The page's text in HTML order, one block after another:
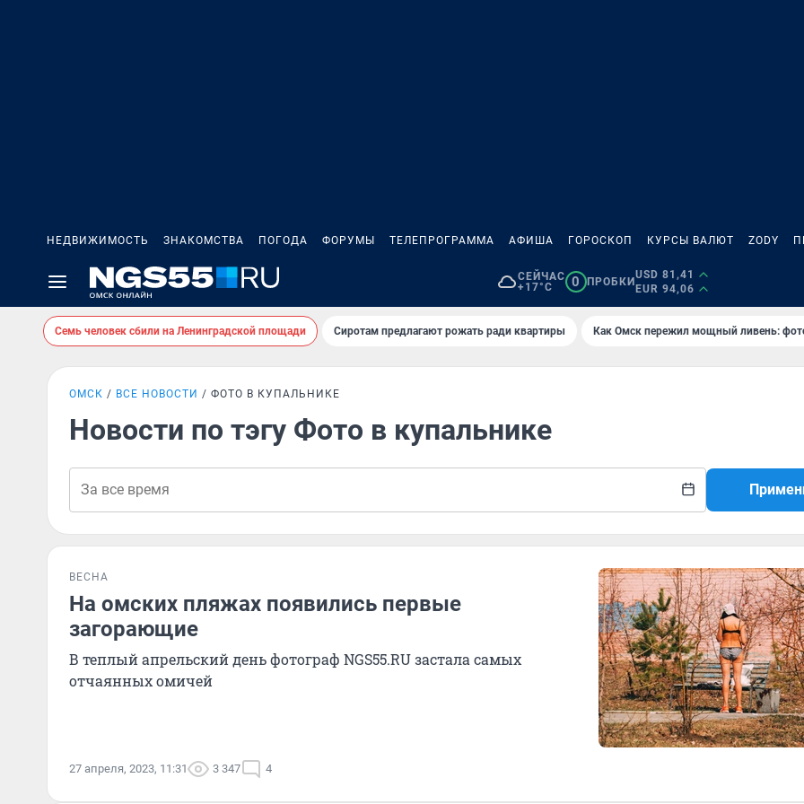
НЕДВИЖИМОСТЬ ЗНАКОМСТВА ПОГОДА ФОРУМЫ ТЕЛЕПРОГРАММА АФИША ГОРОСКОП КУРСЫ ВАЛЮТ ZODY
СЕЙЧАС
+17°C
0 ПРОБКИ
USD 81,41
EUR 94,06
Семь человек сбили на Ленинградской площади Сиротам предлагают рожать ради квартиры Как Омск пережил мощный ливень:
ОМСК ВСЕ НОВОСТИ ФОТО В КУПАЛЬНИКЕ
Новости по тэгу Фото в купальнике
ВЕСНА
На омских пляжах появились первые
загорающие
В теплый апрельский день фотограф NGS55.RU застала самых
отчаянных омичей
27 апреля, 2023, 11:31 3 347 4